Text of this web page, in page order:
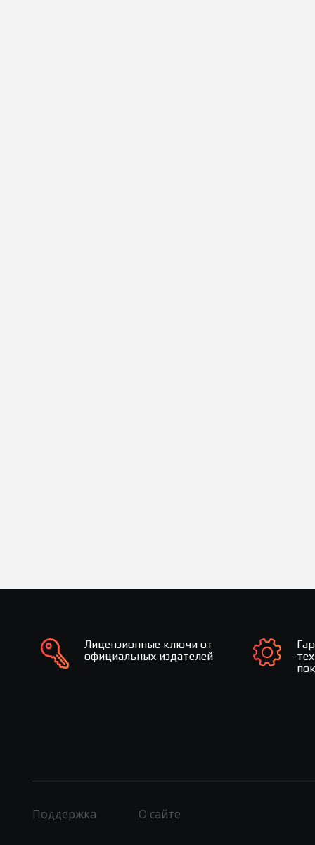
Лицензионные ключи от
официальных издателей
Поддержка О сайте